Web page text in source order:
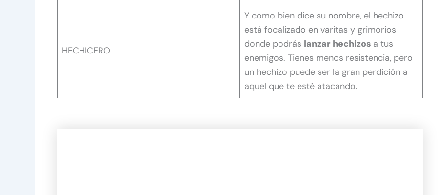
HECHICERO
Y como bien dice su nombre, el hechizo
está focalizado en varitas y grimorios
donde podrás lanzar hechizos a tus
enemigos. Tienes menos resistencia, pero
un hechizo puede ser la gran perdición a
aquel que te esté atacando.